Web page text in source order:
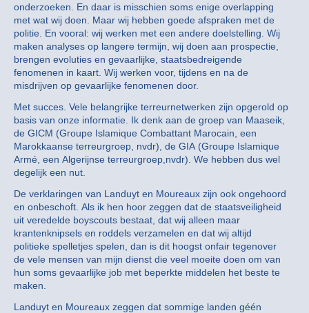
onderzoeken. En daar is misschien soms enige overlapping
met wat wij doen. Maar wij hebben goede afspraken met de
politie. En vooral: wij werken met een andere doelstelling. Wij
maken analyses op langere termijn, wij doen aan prospectie,
brengen evoluties en gevaarlijke, staatsbedreigende
fenomenen in kaart. Wij werken voor, tijdens en na de
misdrijven op gevaarlijke fenomenen door.
Met succes. Vele belangrijke terreurnetwerken zijn opgerold op
basis van onze informatie. Ik denk aan de groep van Maaseik,
de GICM (Groupe Islamique Combattant Marocain, een
Marokkaanse terreurgroep, nvdr), de GIA (Groupe Islamique
Armé, een Algerijnse terreurgroep,nvdr). We hebben dus wel
degelijk een nut.
De verklaringen van Landuyt en Moureaux zijn ook ongehoord
en onbeschoft. Als ik hen hoor zeggen dat de staatsveiligheid
uit veredelde boyscouts bestaat, dat wij alleen maar
krantenknipsels en roddels verzamelen en dat wij altijd
politieke spelletjes spelen, dan is dit hoogst onfair tegenover
de vele mensen van mijn dienst die veel moeite doen om van
hun soms gevaarlijke job met beperkte middelen het beste te
maken.
Landuyt en Moureaux zeggen dat sommige landen géén